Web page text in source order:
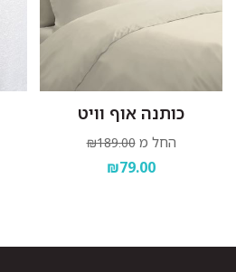
כותנה אוף וויט
החל מ ₪189.00
₪79.00